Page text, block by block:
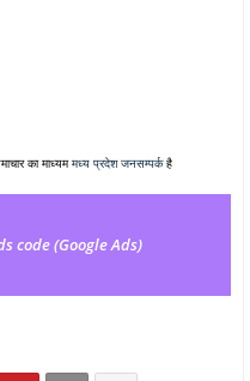
का माध्यममध्य प्रदेश जनसम्पर्कहै
code (Google Ads)